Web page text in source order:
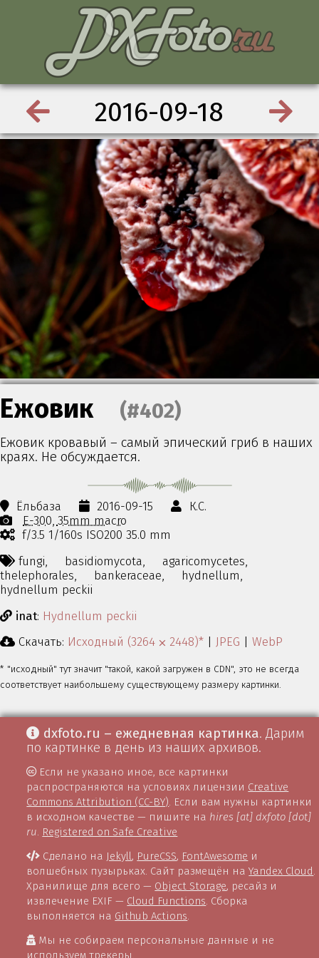
2016-09-18
Ежовик (#402)
Ежовик кровавый – самый эпический гриб в наших
краях. Не обсуждается.
Ёльбаза 2016-09-15
К.С.
E-300 35mm macro
f/3.5 1/160s ISO200 35.0 mm
fungi,
basidiomycota,
agaricomycetes,
thelephorales,
bankeraceae,
hydnellum,
hydnellum peckii
inat: Hydnellum peckii
Скачать: Исходный (3264 ⨉ 2448)* JPEG WebP
* "исходный" тут значит "такой, какой загружен в CDN", это не всегда
соответствует наибольшему существующему размеру картинки.
dxfoto.ru – ежедневная картинка. Дарим
по картинке в день из наших архивов.
Если не указано иное, все картинки
распространяются на условиях лицензии Creative
Commons Attribution (CC-BY). Если вам нужны картинки
в исходном качестве — пишите на hires [at] dxfoto [dot]
ru. Registered on Safe Creative
Сделано на Jekyll, PureCSS, FontAwesome и
волшебных пузырьках. Сайт размещён наYandex Cloud.
Хранилище для всего — Object Storage, ресайз и
извлечение EXIF — Cloud Functions. Сборка
выполняется на Github Actions.
Мы не собираем персональные данные и не
используем трекеры.